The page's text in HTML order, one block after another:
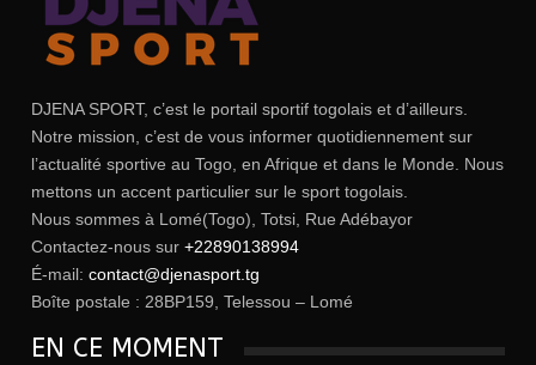
DJENA SPORT, c’est le portail sportif togolais et d’ailleurs.
Notre mission, c’est de vous informer quotidiennement sur
l’actualité sportive au Togo, en Afrique et dans le Monde. Nous
mettons un accent particulier sur le sport togolais.
Nous sommes à Lomé(Togo), Totsi, Rue Adébayor
Contactez-nous sur +22890138994
É-mail: contact@djenasport.tg
Boîte postale : 28BP159, Telessou – Lomé
EN CE MOMENT